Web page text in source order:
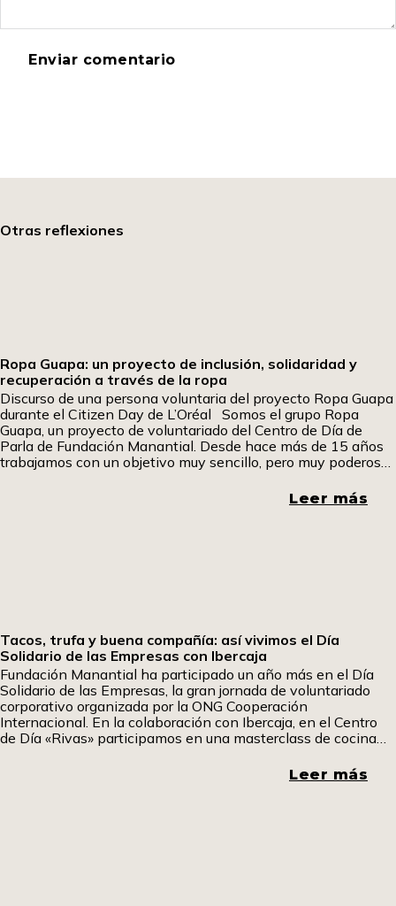
Otras reflexiones
Ropa Guapa: un proyecto de inclusión, solidaridad y
recuperación a través de la ropa
Discurso de una persona voluntaria del proyecto Ropa Guapa
durante el Citizen Day de L’Oréal Somos el grupo Ropa
Guapa, un proyecto de voluntariado del Centro de Día de
Parla de Fundación Manantial. Desde hace más de 15 años
trabajamos con un objetivo muy sencillo, pero muy poderoso:
Leer más
Tacos, trufa y buena compañía: así vivimos el Día
Solidario de las Empresas con Ibercaja
Fundación Manantial ha participado un año más en el Día
Solidario de las Empresas, la gran jornada de voluntariado
corporativo organizada por la ONG Cooperación
Internacional. En la colaboración con Ibercaja, en el Centro
de Día «Rivas» participamos en una masterclass de cocina
sándwiches especiales. Uno de los participantes ha querido
Leer más